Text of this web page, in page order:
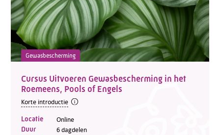
Gewasbescherming
Cursus Uitvoeren Gewasbescherming in het
Roemeens, Pools of Engels
Korte introductie
Locatie Online
Duur 6 dagdelen